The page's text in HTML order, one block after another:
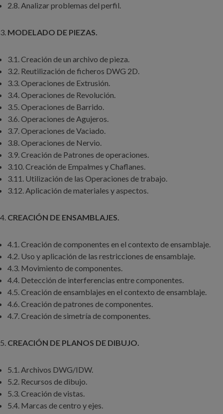
2.8. Analizar problemas del perfil.
MODELADO DE PIEZAS.
3.1. Creación de un archivo de pieza.
3.2. Reutilización de ficheros DWG 2D.
3.3. Operaciones de Extrusión.
3.4. Operaciones de Revolución.
3.5. Operaciones de Barrido.
3.6. Operaciones de Agujeros.
3.7. Operaciones de Vaciado.
3.8. Operaciones de Nervio.
3.9. Creación de Patrones de operaciones.
3.10. Creación de Empalmes y Chaflanes.
3.11. Utilización de las Operaciones de trabajo.
3.12. Aplicación de materiales y aspectos.
CREACIÓN DE ENSAMBLAJES.
4.1. Creación de componentes en el contexto de ensamblaje.
4.2. Uso y aplicación de las restricciones de ensamblaje.
4.3. Movimiento de componentes.
4.4. Detección de interferencias entre componentes.
4.5. Creación de ensamblajes en el contexto de ensamblaje.
4.6. Creación de patrones de componentes.
4.7. Creación de simetría de componentes.
CREACIÓN DE PLANOS DE DIBUJO.
5.1. Archivos DWG/IDW.
5.2. Recursos de dibujo.
5.3. Creación de vistas.
5.4. Marcas de centro y ejes.